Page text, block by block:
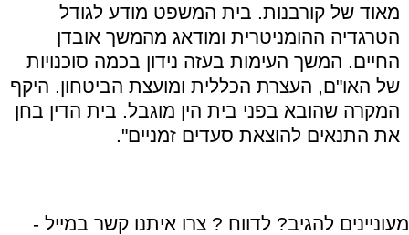
מאוד של קורבנות. בית המשפט מודע לגודל
הטרגדיה ההומניטרית ומודאג מהמשך אובדן
החיים. המשך העימות בעזה נידון בכמה סוכנויות
של האו"ם, העצרת הכללית ומועצת הביטחון. היקף
המקרה שהובא בפני בית הין מוגבל. בית הדין בחן
את התנאים להוצאת סעדים זמניים".
מעוניינים להגיב? לדווח ? צרו איתנו קשר במייל -